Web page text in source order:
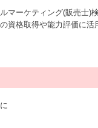
マーケティング(販売士)
資格取得や能力評価に活